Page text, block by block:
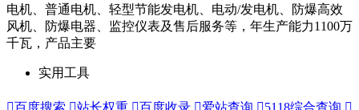
电机、普通电机、轻型节能发电机、电动/发电机、防爆高效
风机、防爆电器、监控仪表及售后服务等，年生产能力1100万
千瓦，产品主要
实用工具
百度搜索 站长权重 百度收录 爱站查询 5118综合查询 